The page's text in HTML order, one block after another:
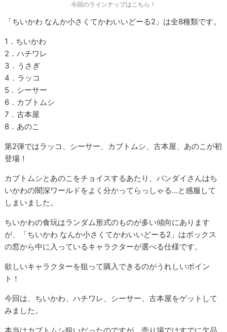
今回のラインナップはこちら！
「ちいかわ なんか小さくてかわいいどーる2」は全8種類です。
1．ちいかわ
2．ハチワレ
3．うさぎ
4．ラッコ
5．シーサー
6．カブトムシ
7．古本屋
8．あのこ
第2弾ではラッコ、シーサー、カブトムシ、古本屋、あのこが初
登場！
カブトムシとあのこをチョイスするあたり、バンダイさんはち
いかわの闇深ワールドをよく分かってらっしゃる…と感服して
しまいました。
ちいかわの食玩はランダム形式のものが多い傾向にあります
が、「ちいかわ なんか小さくてかわいいどーる2」はボックス
の窓から中に入っているキャラクターが選べる仕様です。
欲しいキャラクターを狙って購入できるのがうれしいポイン
ト！
今回は、ちいかわ、ハチワレ、シーサー、古本屋をゲットして
みました。